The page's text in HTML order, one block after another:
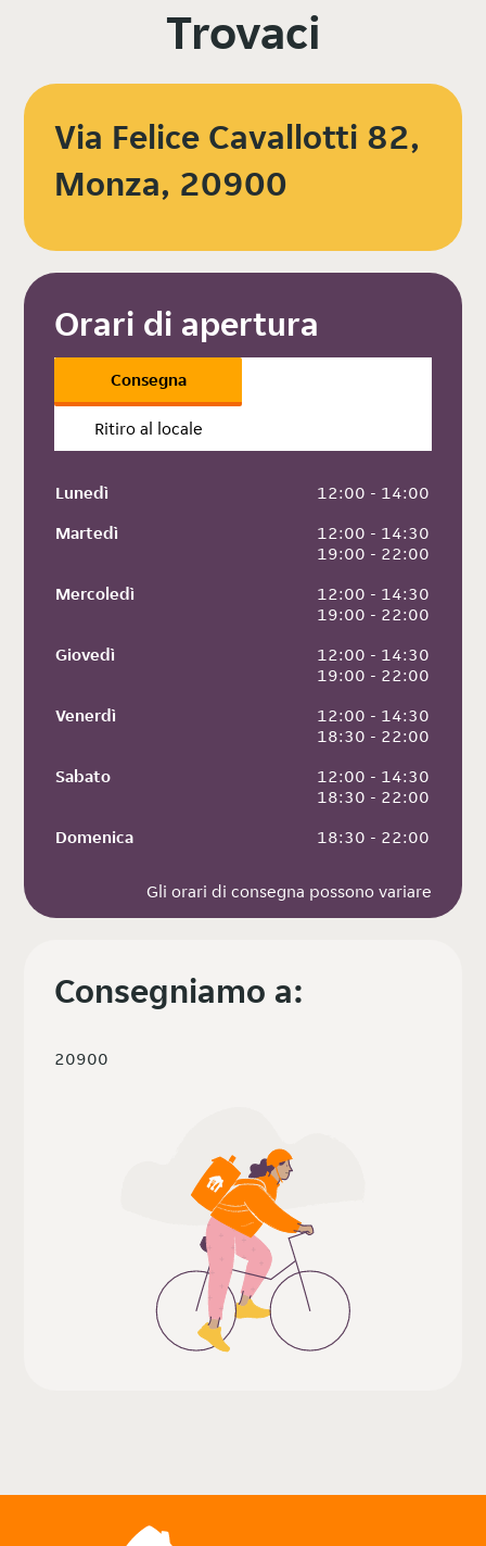
Trovaci
Via Felice Cavallotti 82,
Monza, 20900
Orari di apertura
Consegna
Ritiro al locale
Lunedì
12:00 - 14:00
Martedì
12:00 - 14:30
19:00 - 22:00
Mercoledì
12:00 - 14:30
19:00 - 22:00
Giovedì
12:00 - 14:30
19:00 - 22:00
Venerdì
12:00 - 14:30
18:30 - 22:00
Sabato
12:00 - 14:30
18:30 - 22:00
Domenica
18:30 - 22:00
Gli orari di consegna possono variare
Consegniamo a:
20900